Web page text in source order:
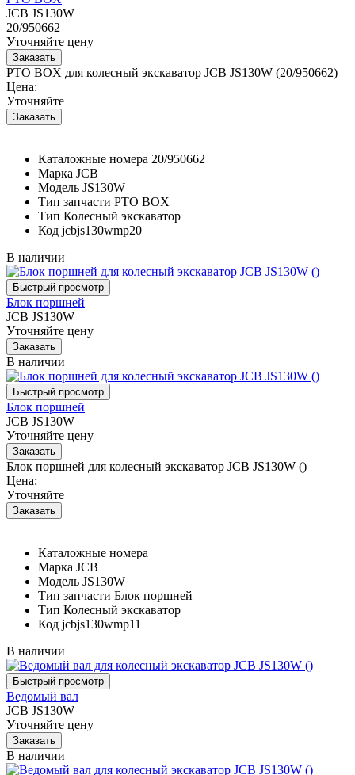
JCB JS130W
20/950662
Уточняйте цену
PTO BOX для колесный экскаватор JCB JS130W (20/950662)
Цена:
Уточняйте
Каталожные номера 20/950662
Марка JCB
Модель JS130W
Тип запчасти PTO BOX
Тип Колесный экскаватор
Код jcbjs130wmp20
В наличии
Блок поршней
JCB JS130W
Уточняйте цену
В наличии
Блок поршней
JCB JS130W
Уточняйте цену
Блок поршней для колесный экскаватор JCB JS130W ()
Цена:
Уточняйте
Каталожные номера
Марка JCB
Модель JS130W
Тип запчасти Блок поршней
Тип Колесный экскаватор
Код jcbjs130wmp11
В наличии
Ведомый вал
JCB JS130W
Уточняйте цену
В наличии